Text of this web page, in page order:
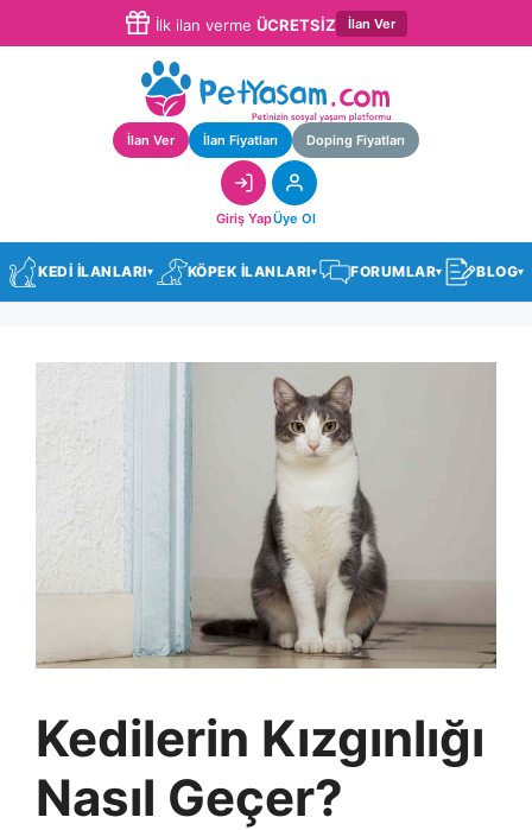
İlk ilan verme ÜCRETSİZ İlan Ver
İlan Ver İlan Fiyatları Doping Fiyatları
Giriş YapÜye Ol
KEDİ İLANLARI▾ KÖPEK İLANLARI▾ FORUMLAR▾ BLOG▾
Kedilerin Kızgınlığı
Nasıl Geçer?